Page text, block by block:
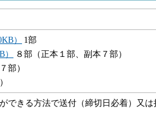
）
1部
８部（正本１部、副本７部）
部）
できる方法で送付（締切日必着）又は